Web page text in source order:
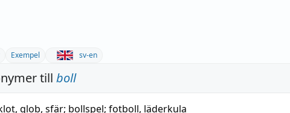
Exempel sv-en
till boll
, glob, sfär; bollspel; fotboll, läderkula